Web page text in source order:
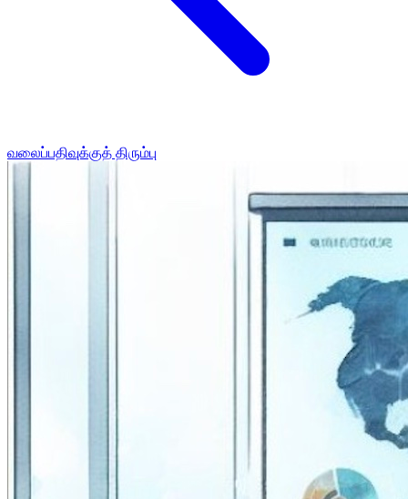
வலைப்பதிவுக்குத் திரும்பு